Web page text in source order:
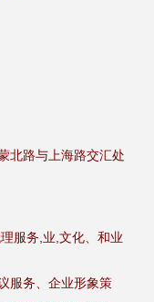
北路与上海路交汇处
服务,业,文化、和业
服务、企业形象策